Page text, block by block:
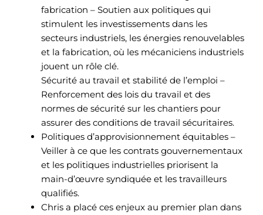
fabrication – Soutien aux politiques qui
stimulent les investissements dans les
secteurs industriels, les énergies renouvelables
et la fabrication, où les mécaniciens industriels
jouent un rôle clé.
Sécurité au travail et stabilité de l’emploi –
Renforcement des lois du travail et des
normes de sécurité sur les chantiers pour
assurer des conditions de travail sécuritaires.
Politiques d’approvisionnement équitables –
Veiller à ce que les contrats gouvernementaux
et les politiques industrielles priorisent la
main-d’œuvre syndiquée et les travailleurs
qualifiés.
Chris a placé ces enjeux au premier plan dans